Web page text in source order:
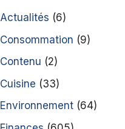
Actualités (6)
Consommation (9)
Contenu (2)
Cuisine (33)
Environnement (64)